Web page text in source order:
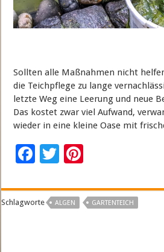
Sollten alle Maßnahmen nicht
die Teichpflege zu lange
letzte Weg eine Leerung und neue
Das kostet zwar viel Aufwand,
wieder in eine kleine Oase mit
F
e
b
T
tt
er
er
es
Schlagworte ALGEN GARTENTEICH